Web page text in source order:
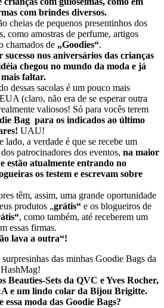
com brindes diversos.
cheias de pequenos presentinhos dos
como amostras de perfume, artigos
chamados de „Goodies“.
nos aniversários das crianças
chegou no mundo da moda e já
faltar.
dessas sacolas é um pouco mais
(claro, não era de se esperar outra
valiosos! Só para vocês terem
Bag para os indicados ao último
UAU!
lado, a verdade é que se recebe um
patrocinadores dos eventos, na maior
estão atualmente entrando no
os testem e escrevam sobre
têm, assim, uma grande oportunidade
produtos „grátis“ e os blogueiros de
, como também, até receberem um
essas firmas.
lava a outra“!
das minhas Goodie Bags da
Beauties-Sets da QVC e Yves Rocher,
e um lindo colar da Bijou Brigitte.
essa moda das Goodie Bags?